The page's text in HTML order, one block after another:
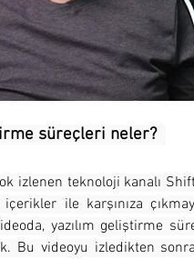
süreçleri neler?
izlenen teknoloji kanalı
ile karşınıza
videoda, yazılım geliştirme
Bu videoyu izledikten